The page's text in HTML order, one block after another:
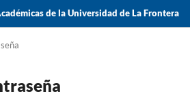
de la Universidad de La Frontera